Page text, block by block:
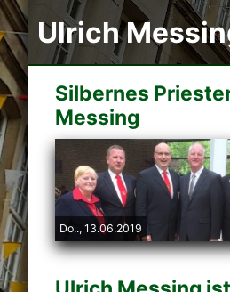
Ulrich
Silbernes
Messing
Do.., 13.06.2019